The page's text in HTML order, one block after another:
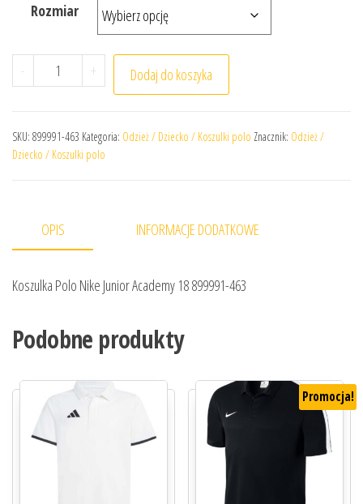
Rozmiar
- ilość Koszulka Polo Nike Junior Academy 18 899991-463
+ Dodaj do koszyka
SKU: 899991-463 Kategoria: Odzież / Dziecko / Koszulki polo Znacznik: Odzież /
Dziecko / Koszulki polo
OPIS INFORMACJE DODATKOWE
Koszulka Polo Nike Junior Academy 18 899991-463
Podobne produkty
Promocja!